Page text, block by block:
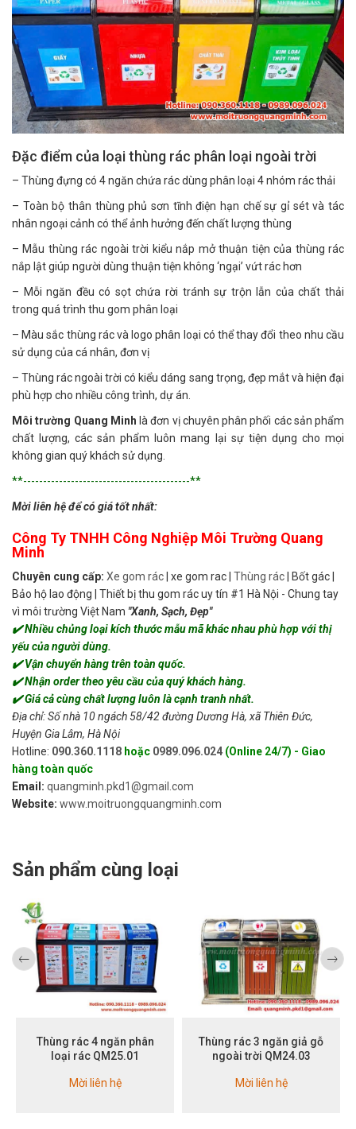
Đặc điểm của loại thùng rác phân loại ngoài trời
– Thùng đựng có 4 ngăn chứa rác dùng phân loại 4 nhóm rác thải
– Toàn bộ thân thùng phủ sơn tĩnh điện hạn chế sự gỉ sét và tác
nhân ngoại cảnh có thể ảnh hưởng đến chất lượng thùng
– Mẫu thùng rác ngoài trời kiểu nắp mở thuận tiện của thùng rác
nắp lật giúp người dùng thuận tiện không ‘ngại’ vứt rác hơn
– Mỗi ngăn đều có sọt chứa rời tránh sự trộn lẫn của chất thải
trong quá trình thu gom phân loại
– Màu sắc thùng rác và logo phân loại có thể thay đổi theo nhu cầu
sử dụng của cá nhân, đơn vị
– Thùng rác ngoài trời có kiểu dáng sang trọng, đẹp mắt và hiện đại
phù hợp cho nhiều công trình, dự án.
Môi trường Quang Minh là đơn vị chuyên phân phối các sản phẩm
chất lượng, các sản phẩm luôn mang lại sự tiện dụng cho mọi
không gian quý khách sử dụng.
**------------------------------------------**
Mời liên hệ để có giá tốt nhất:
Công Ty TNHH Công Nghiệp Môi Trường Quang
Minh
Chuyên cung cấp: Xe gom rác | xe gom rac | Thùng rác | Bốt gác |
Bảo hộ lao động | Thiết bị thu gom rác uy tín #1 Hà Nội - Chung tay
vì môi trường Việt Nam "Xanh, Sạch, Đẹp"
✔️ Nhiều chủng loại kích thước mẫu mã khác nhau phù hợp với thị
yếu của người dùng.
✔️ Vận chuyển hàng trên toàn quốc.
✔️ Nhận order theo yêu cầu của quý khách hàng.
✔️ Giá cả cùng chất lượng luôn là cạnh tranh nhất.
Địa chỉ: Số nhà 10 ngách 58/42 đường Dương Hà, xã Thiên Đức,
Huyện Gia Lâm, Hà Nội
Hotline: 090.360.1118 hoặc 0989.096.024 (Online 24/7) - Giao
hàng toàn quốc
Email: quangminh.pkd1@gmail.com
Website: www.moitruongquangminh.com
Sản phẩm cùng loại
Thùng rác 4 ngăn phân
loại rác QM25.01
Mời liên hệ
Thùng rác 3 ngăn giả gỗ
ngoài trời QM24.03
Mời liên hệ